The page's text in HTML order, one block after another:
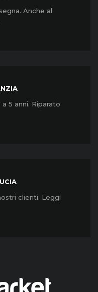
Anche al
5 anni. Riparato
clienti. Leggi